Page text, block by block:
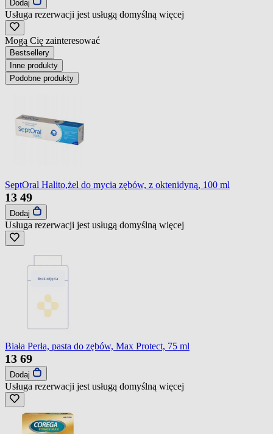
Dodaj
Usługa rezerwacji jest usługą domyślną więcej
Mogą Cię zainteresować
Bestsellery
Inne produkty
Podobne produkty
SeptOral Halito,żel do mycia zębów, z oktenidyną, 100 ml
13 49
Dodaj
Usługa rezerwacji jest usługą domyślną więcej
Biała Perła, pasta do zębów, Max Protect, 75 ml
13 69
Dodaj
Usługa rezerwacji jest usługą domyślną więcej